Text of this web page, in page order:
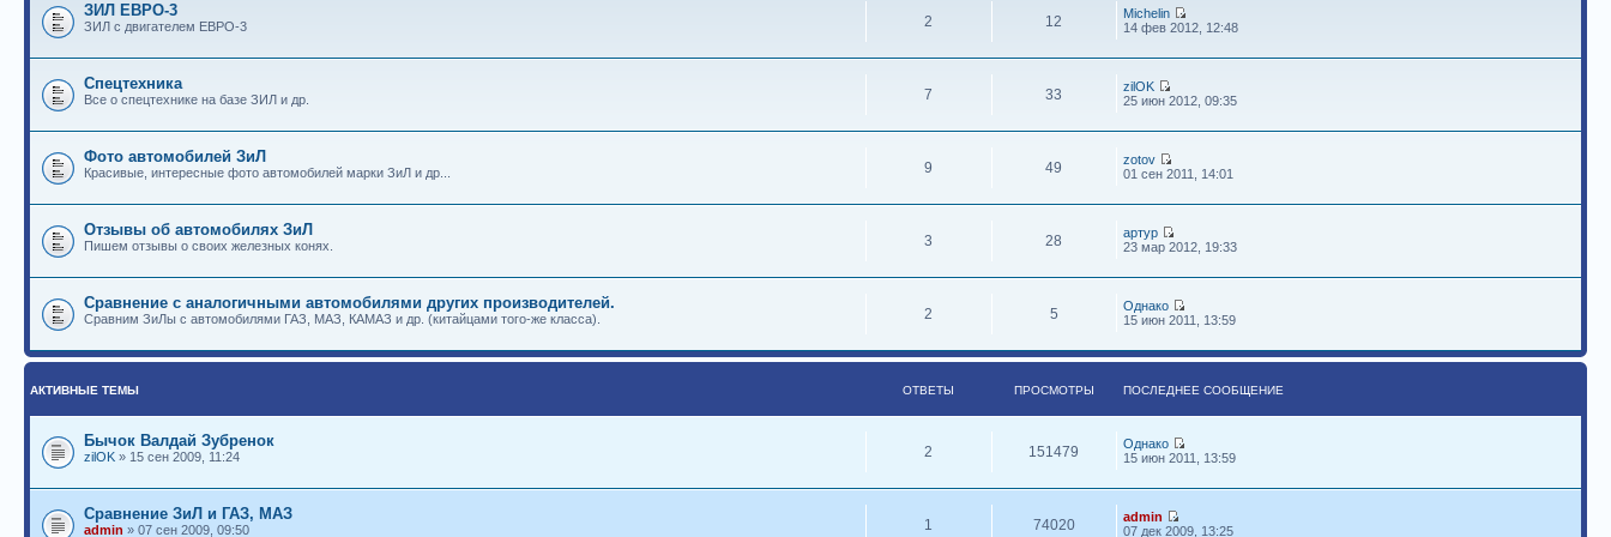
ЗИЛ ЕВРО-3
ЗИЛ с двигателем ЕВРО-3 2 12
Michelin
14 фев 2012, 12:48
Спецтехника
Все о спецтехнике на базе ЗИЛ и др. 7 33
zilOK
25 июн 2012, 09:35
Фото автомобилей ЗиЛ
Красивые, интересные фото автомобилей марки ЗиЛ и др... 9 49
zotov
01 сен 2011, 14:01
Отзывы об автомобилях ЗиЛ
Пишем отзывы о своих железных конях. 3 28
артур
23 мар 2012, 19:33
Сравнение с аналогичными автомобилями других производителей.
Сравним ЗиЛы с автомобилями ГАЗ, МАЗ, КАМАЗ и др. (китайцами того-же класса). 2 5
Однако
15 июн 2011, 13:59
АКТИВНЫЕ ТЕМЫ ОТВЕТЫ ПРОСМОТРЫ ПОСЛЕДНЕЕ СООБЩЕНИЕ
Бычок Валдай Зубренок
zilOK » 15 сен 2009, 11:24 2 151479
Однако
15 июн 2011, 13:59
Сравнение ЗиЛ и ГАЗ, МАЗ
admin » 07 сен 2009, 09:50 1 74020
admin
07 дек 2009, 13:25